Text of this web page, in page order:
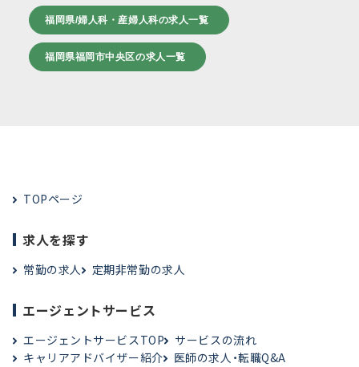
福岡県/婦人科・産婦人科の求人一覧
福岡県福岡市中央区の求人一覧
TOPページ
求人を探す
常勤の求人 定期非常勤の求人
エージェントサービス
エージェントサービスTOP
サービスの流れ
キャリアアドバイザー紹介
医師の求人・転職Q&A